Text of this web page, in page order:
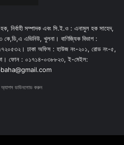
সম্পাদক এবং সি.ই.ও : এনামুল হক সাহেদ,
কে,ডি,এ এভিনিউ, খুলনা। বাণিজ্যিক বিভাগ :
ঢাকা অফিস : হাউজ নং-২০১, রোড নং-৫,
ফোন : ০১৭১৪-০৩৮৮২৩, ই-মেইল:
অ্যাপস ডাউনলোড করুন